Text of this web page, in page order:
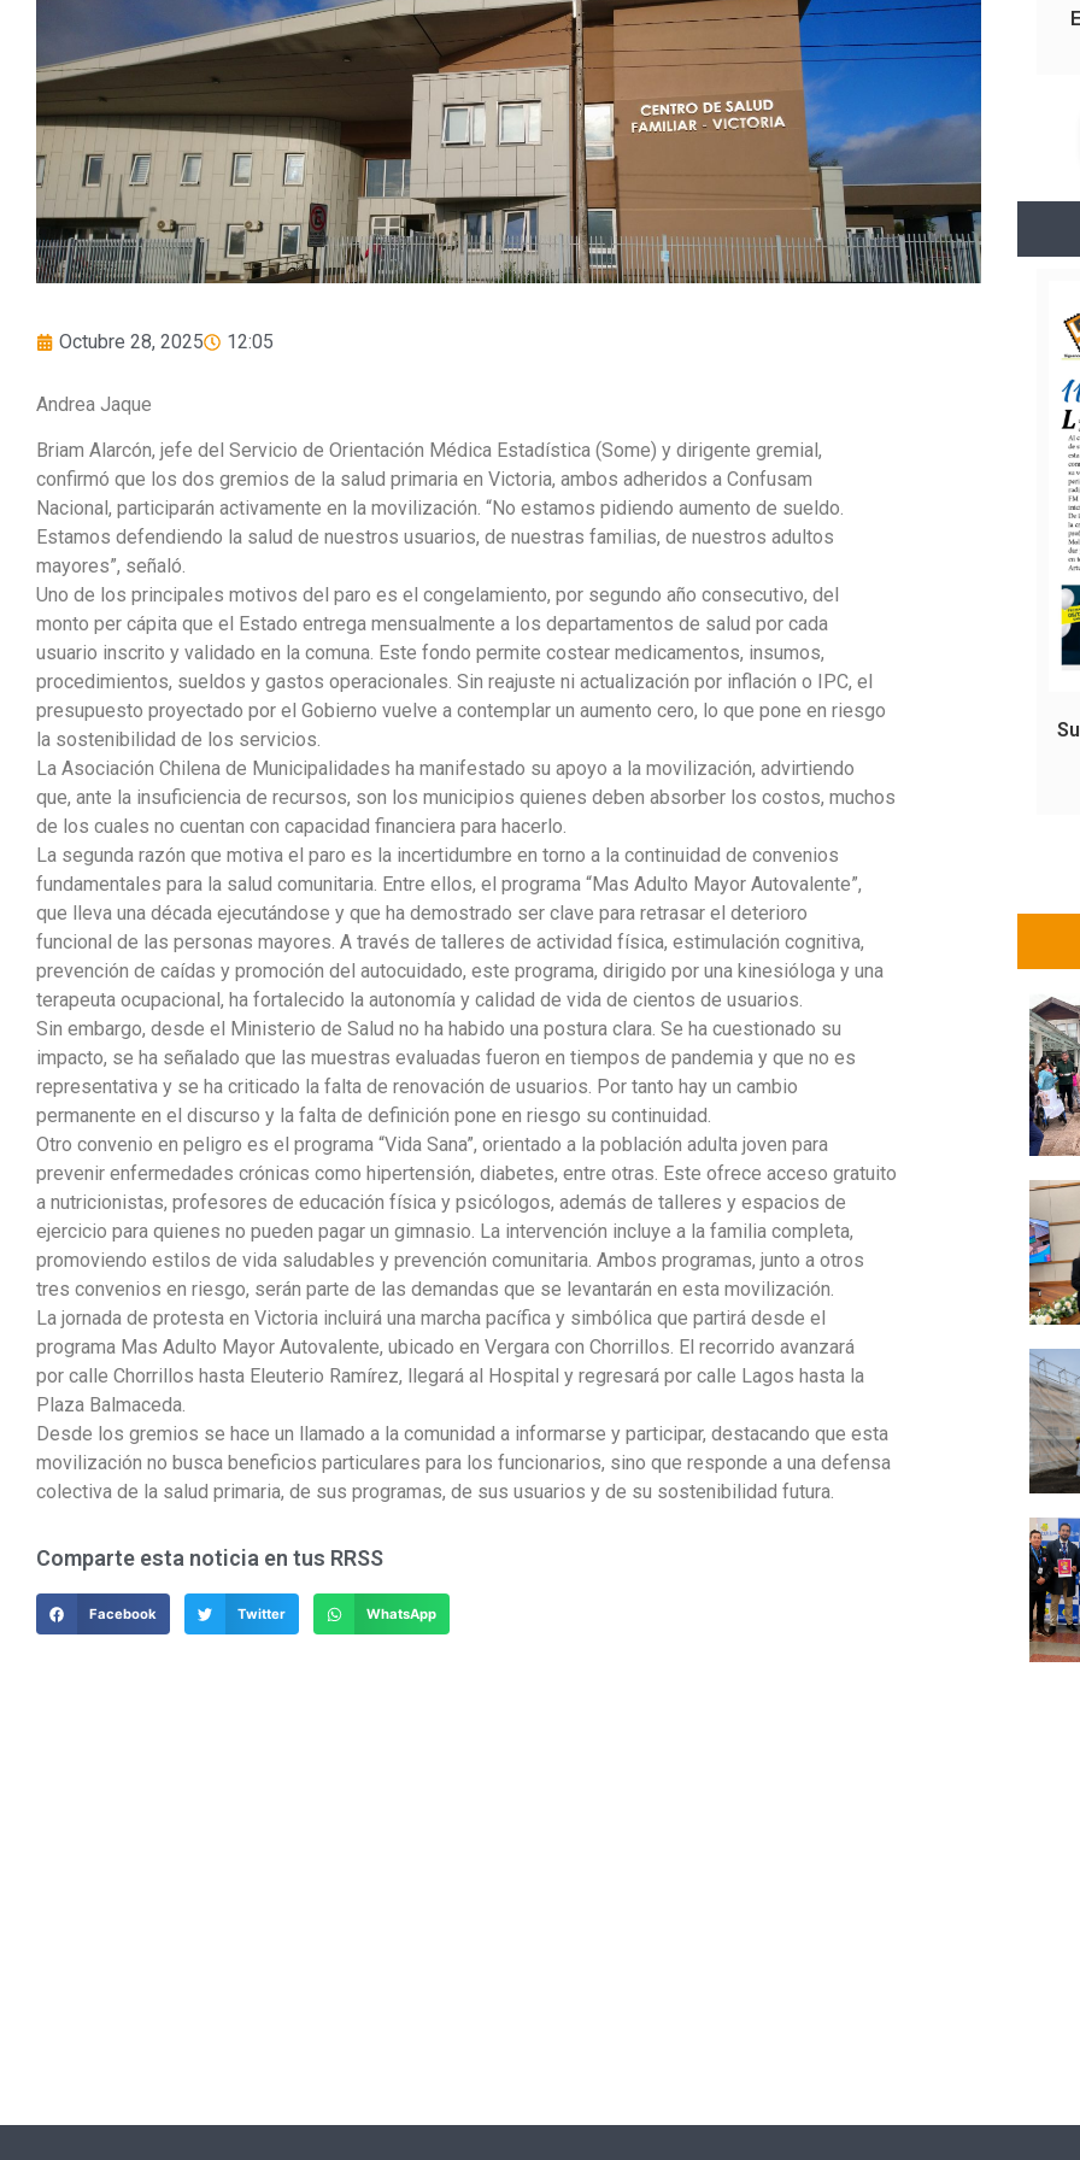
Octubre 28, 2025 12:05
Andrea Jaque
Briam Alarcón, jefe del Servicio de Orientación Médica Estadística (Some) y dirigente gremial,
confirmó que los dos gremios de la salud primaria en Victoria, ambos adheridos a Confusam
Nacional, participarán activamente en la movilización. “No estamos pidiendo aumento de sueldo.
Estamos defendiendo la salud de nuestros usuarios, de nuestras familias, de nuestros adultos
mayores”, señaló.
Uno de los principales motivos del paro es el congelamiento, por segundo año consecutivo, del
monto per cápita que el Estado entrega mensualmente a los departamentos de salud por cada
usuario inscrito y validado en la comuna. Este fondo permite costear medicamentos, insumos,
procedimientos, sueldos y gastos operacionales. Sin reajuste ni actualización por inflación o IPC, el
presupuesto proyectado por el Gobierno vuelve a contemplar un aumento cero, lo que pone en riesgo
la sostenibilidad de los servicios.
La Asociación Chilena de Municipalidades ha manifestado su apoyo a la movilización, advirtiendo
que, ante la insuficiencia de recursos, son los municipios quienes deben absorber los costos, muchos
de los cuales no cuentan con capacidad financiera para hacerlo.
La segunda razón que motiva el paro es la incertidumbre en torno a la continuidad de convenios
fundamentales para la salud comunitaria. Entre ellos, el programa “Mas Adulto Mayor Autovalente”,
que lleva una década ejecutándose y que ha demostrado ser clave para retrasar el deterioro
funcional de las personas mayores. A través de talleres de actividad física, estimulación cognitiva,
prevención de caídas y promoción del autocuidado, este programa, dirigido por una kinesióloga y una
terapeuta ocupacional, ha fortalecido la autonomía y calidad de vida de cientos de usuarios.
Sin embargo, desde el Ministerio de Salud no ha habido una postura clara. Se ha cuestionado su
impacto, se ha señalado que las muestras evaluadas fueron en tiempos de pandemia y que no es
representativa y se ha criticado la falta de renovación de usuarios. Por tanto hay un cambio
permanente en el discurso y la falta de definición pone en riesgo su continuidad.
Otro convenio en peligro es el programa “Vida Sana”, orientado a la población adulta joven para
prevenir enfermedades crónicas como hipertensión, diabetes, entre otras. Este ofrece acceso gratuito
a nutricionistas, profesores de educación física y psicólogos, además de talleres y espacios de
ejercicio para quienes no pueden pagar un gimnasio. La intervención incluye a la familia completa,
promoviendo estilos de vida saludables y prevención comunitaria. Ambos programas, junto a otros
tres convenios en riesgo, serán parte de las demandas que se levantarán en esta movilización.
La jornada de protesta en Victoria incluirá una marcha pacífica y simbólica que partirá desde el
programa Mas Adulto Mayor Autovalente, ubicado en Vergara con Chorrillos. El recorrido avanzará
por calle Chorrillos hasta Eleuterio Ramírez, llegará al Hospital y regresará por calle Lagos hasta la
Plaza Balmaceda.
Desde los gremios se hace un llamado a la comunidad a informarse y participar, destacando que esta
movilización no busca beneficios particulares para los funcionarios, sino que responde a una defensa
colectiva de la salud primaria, de sus programas, de sus usuarios y de su sostenibilidad futura.
Comparte esta noticia en tus RRSS
Facebook Twitter WhatsApp